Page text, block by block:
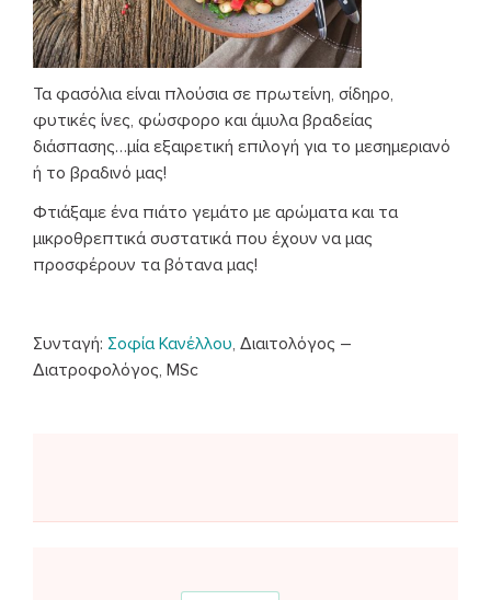
Τα φασόλια είναι πλούσια σε πρωτείνη, σίδηρο,
φυτικές ίνες, φώσφορο και άμυλα βραδείας
διάσπασης…μία εξαιρετική επιλογή για το μεσημεριανό
ή το βραδινό μας!
Φτιάξαμε ένα πιάτο γεμάτο με αρώματα και τα
μικροθρεπτικά συστατικά που έχουν να μας
προσφέρουν τα βότανα μας!
Συνταγή: Σοφία Κανέλλου, Διαιτολόγος –
Διατροφολόγος, MSc